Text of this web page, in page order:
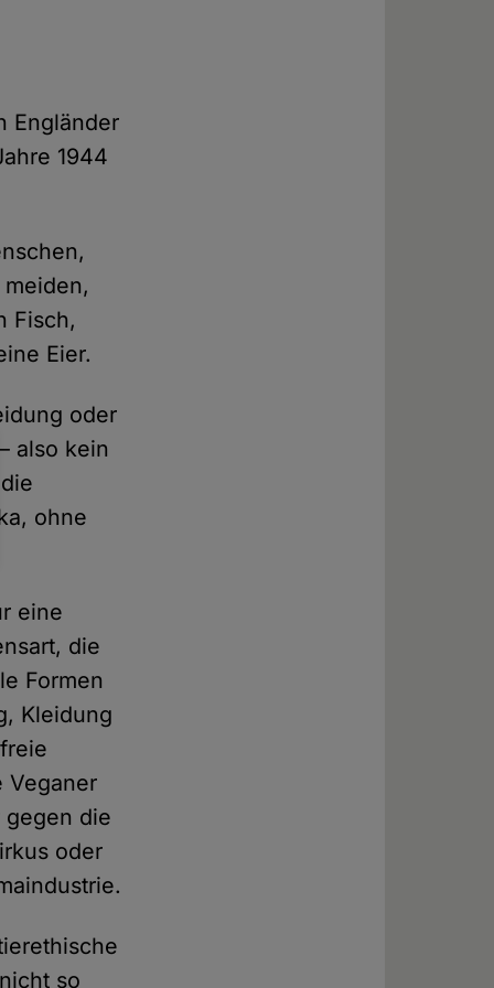
Engländer
1944
Fisch,
Eier.
oder
also kein
ohne
eine
die
Formen
Kleidung
Veganer
die
oder
so